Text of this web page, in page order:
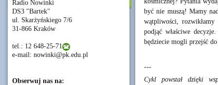
Radio Nowinki
DS3 "Bartek"
ul. Skarżyńskiego 7/6
31-866 Kraków
tel.: 12 648-25-71
e-mail: nowinki@pk.edu.pl
Obserwuj nas na:
być nie muszą! Mamy
wątpliwości,
podjąć właściwe
będziecie mogli przejść
---
Cykl powstał dzięki